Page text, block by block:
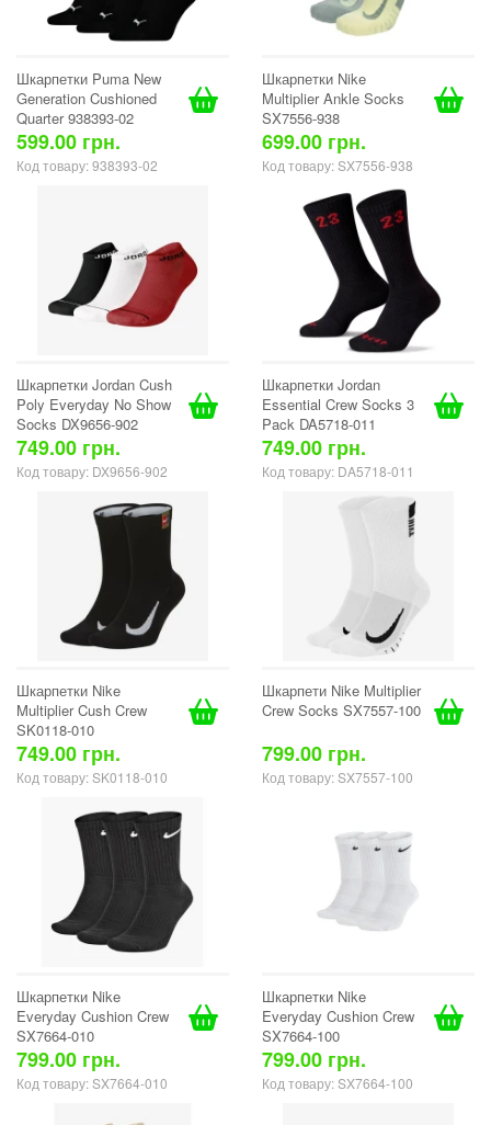
Шкарпетки Puma New
Generation Cushioned
Quarter 938393-02
599.00 грн.
Код товару: 938393-02
Шкарпетки Nike
Multiplier Ankle Socks
SX7556-938
699.00 грн.
Код товару: SX7556-938
Шкарпетки Jordan Cush
Poly Everyday No Show
Socks DX9656-902
749.00 грн.
Код товару: DX9656-902
Шкарпетки Jordan
Essential Crew Socks 3
Pack DA5718-011
749.00 грн.
Код товару: DA5718-011
Шкарпетки Nike
Multiplier Cush Crew
SK0118-010
749.00 грн.
Код товару: SK0118-010
Шкарпети Nike Multiplier
Crew Socks SX7557-100
799.00 грн.
Код товару: SX7557-100
Шкарпетки Nike
Everyday Cushion Crew
SX7664-010
799.00 грн.
Код товару: SX7664-010
Шкарпетки Nike
Everyday Cushion Crew
SX7664-100
799.00 грн.
Код товару: SX7664-100